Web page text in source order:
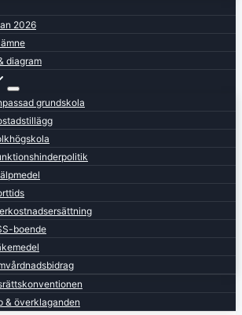
2026
diagram
grundskola
boende
& överklaganden